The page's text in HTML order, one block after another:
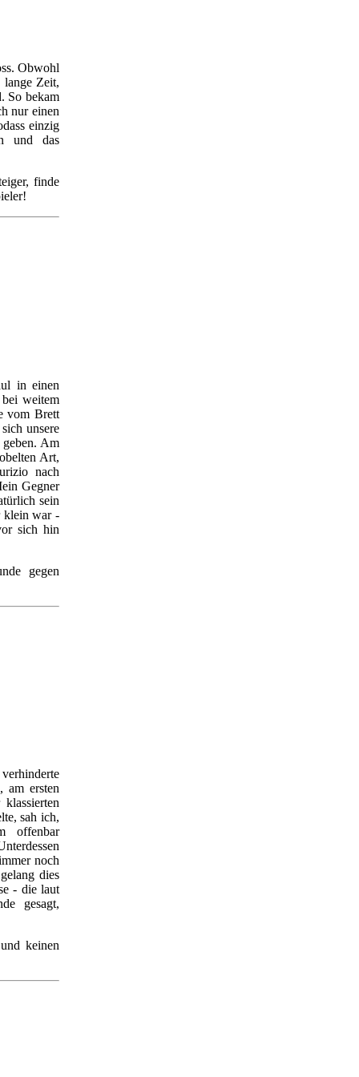
Obwohl
lange Zeit,
So bekam
nur einen
einzig
und das
finde
in einen
weitem
vom Brett
unsere
Am
Art,
nach
Gegner
sein
klein war -
sich hin
gegen
am ersten
sah ich,
offenbar
noch
dies
- die laut
gesagt,
keinen